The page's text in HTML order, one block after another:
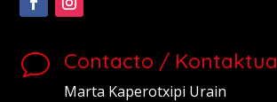
v Contacto / Kontaktua
Marta Kaperotxipi Urain